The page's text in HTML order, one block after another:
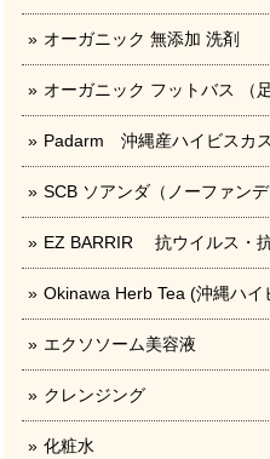
オーガニック 無添加 洗剤
オーガニック フットバス （足
Padarm 沖縄産ハイビスカ
SCB ソアンダ（ノーファンデ
EZ BARRIR 抗ウイルス・
Okinawa Herb Tea (沖縄ハイ
エクソソーム美容液
クレンジング
化粧水